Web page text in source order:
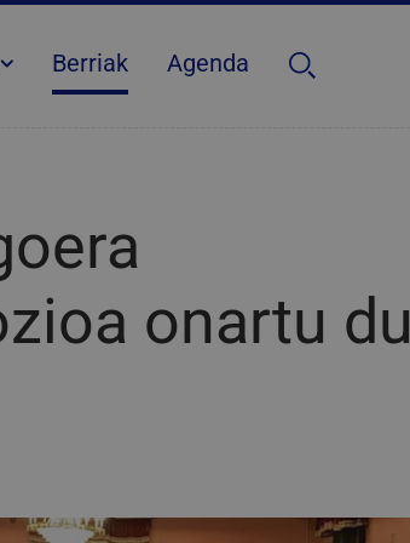
Berriak Agenda
onartu du